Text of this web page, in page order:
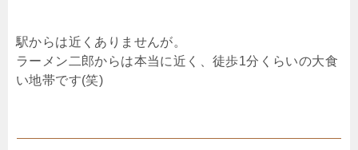
駅からは近くありませんが。
ラーメン二郎からは本当に近く、徒歩1分くらいの大食
い地帯です(笑)